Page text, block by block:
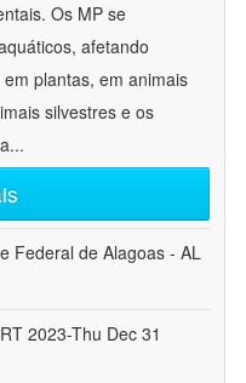
Os MP se
afetando
plantas, em animais
silvestres e os
...
Federal de Alagoas - AL
2023-Thu Dec 31